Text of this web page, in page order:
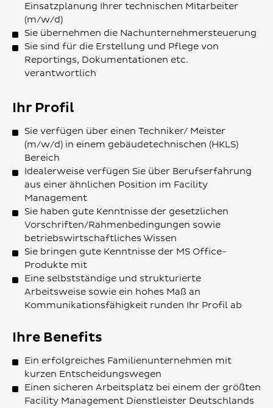
Einsatzplanung Ihrer technischen Mitarbeiter
(m/w/d)
Sie übernehmen die Nachunternehmersteuerung
Sie sind für die Erstellung und Pflege von
Reportings, Dokumentationen etc.
verantwortlich
Ihr Profil
Sie verfügen über einen Techniker/ Meister
(m/w/d) in einem gebäudetechnischen (HKLS)
Bereich
Idealerweise verfügen Sie über Berufserfahrung
aus einer ähnlichen Position im Facility
Management
Sie haben gute Kenntnisse der gesetzlichen
Vorschriften/Rahmenbedingungen sowie
betriebswirtschaftliches Wissen
Sie bringen gute Kenntnisse der MS Office-
Produkte mit
Eine selbstständige und strukturierte
Arbeitsweise sowie ein hohes Maß an
Kommunikationsfähigkeit runden Ihr Profil ab
Ihre Benefits
Ein erfolgreiches Familienunternehmen mit
kurzen Entscheidungswegen
Einen sicheren Arbeitsplatz bei einem der größten
Facility Management Dienstleister Deutschlands